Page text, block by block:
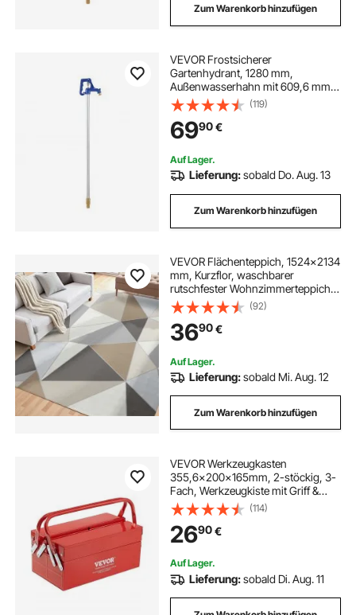
Zum Warenkorb hinzufügen
VEVOR Frostsicherer
Gartenhydrant, 1280 mm,
Außenwasserhahn mit 609,6 mm
Eingrabetiefe, G 3/4 Zoll
Rohranschluss &
Schlauchkupplung, bleifreier
Hydrant für Bewässerung von
Garten & Bauernhof
(119)
6990€
Auf Lager.
Lieferung:sobald Do. Aug. 13
Zum Warenkorb hinzufügen
VEVOR Flächenteppich, 1524x2134
mm, Kurzflor, waschbarer
rutschfester Wohnzimmerteppich
im Modern-Stil, Innenmatte für
Schlafzimmer, Wohnzimmer,
Kinderzimmer, Eingangsbereich,
Anthrazitgrau
(92)
3690€
Auf Lager.
Lieferung:sobald Mi. Aug. 12
Zum Warenkorb hinzufügen
VEVOR Werkzeugkasten
355,6x200x165mm, 2-stöckig, 3-
Fach, Werkzeugkiste mit Griff &
Schlossloch, pulverbeschichteter
Stahl, Werkzeugkoffer für Haushalt,
Fabrik, Lager, Reparaturwerkstatt,
rot
(114)
2690€
Auf Lager.
Lieferung:sobald Di. Aug. 11